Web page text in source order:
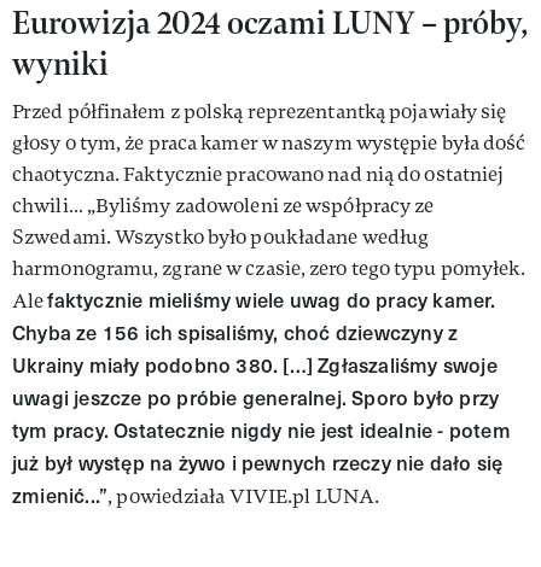
Eurowizja 2024 oczami LUNY – próby,
wyniki
Przed półfinałem z polską reprezentantką pojawiały się
głosy o tym, że praca kamer w naszym występie była dość
chaotyczna. Faktycznie pracowano nad nią do ostatniej
chwili… „Byliśmy zadowoleni ze współpracy ze
Szwedami. Wszystko było poukładane według
harmonogramu, zgrane w czasie, zero tego typu pomyłek.
Alefaktycznie mieliśmy wiele uwag do pracy kamer.
Chyba ze 156 ich spisaliśmy, choć dziewczyny z
Ukrainy miały podobno 380. […] Zgłaszaliśmy swoje
uwagi jeszcze po próbie generalnej. Sporo było przy
tym pracy. Ostatecznie nigdy nie jest idealnie - potem
już był występ na żywo i pewnych rzeczy nie dało się
zmienić...”, powiedziała VIVIE.pl LUNA.